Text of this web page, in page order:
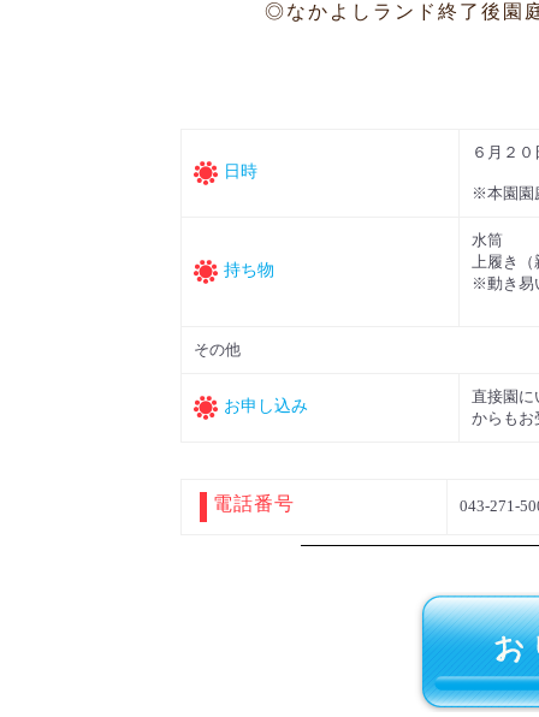
◎なかよしランド終了後園
日時
６月２
※本園園
持ち物
水筒
上履き（
※動き易
その他
お申し込み
直接園に
からもお
電話番号 043-271-